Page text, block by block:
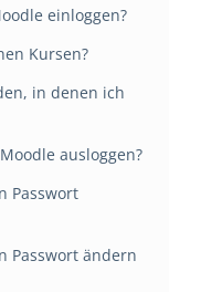
einloggen?
Kursen?
in denen ich
ausloggen?
Passwort
Passwort ändern